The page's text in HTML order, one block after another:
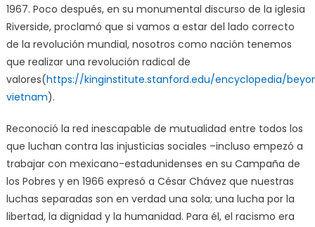
1967. Poco después, en su monumental discurso de la iglesia
Riverside, proclamó que si vamos a estar del lado correcto
de la revolución mundial, nosotros como nación tenemos
que realizar una revolución radical de
valores(https://kinginstitute.stanford.edu/encyclopedia/
vietnam).
Reconoció la red inescapable de mutualidad entre todos los
que luchan contra las injusticias sociales –incluso empezó a
trabajar con mexicano-estadunidenses en su Campaña de
los Pobres y en 1966 expresó a César Chávez que nuestras
luchas separadas son en verdad una sola; una lucha por la
libertad, la dignidad y la humanidad. Para él, el racismo era